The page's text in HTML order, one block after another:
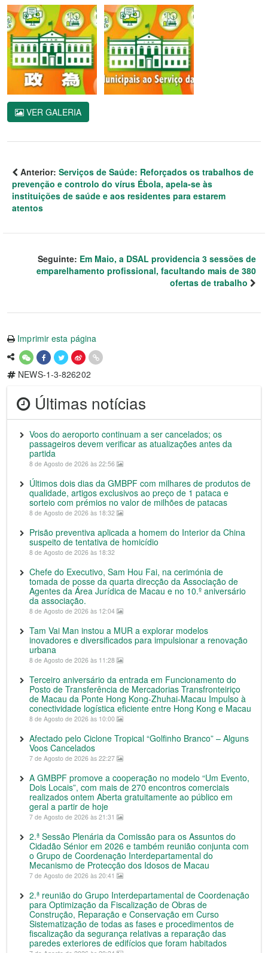
VER GALERIA
Anterior: Serviços de Saúde: Reforçados os trabalhos de
prevenção e controlo do vírus Ébola, apela-se às
instituições de saúde e aos residentes para estarem
atentos
Seguinte: Em Maio, a DSAL providencia 3 sessões de
emparelhamento profissional, facultando mais de 380
ofertas de trabalho
Imprimir esta página
NEWS-1-3-826202
Últimas notícias
Voos do aeroporto continuam a ser cancelados; os
passageiros devem verificar as atualizações antes da
partida
8 de Agosto de 2026 às 22:56
Últimos dois dias da GMBPF com milhares de produtos de
qualidade, artigos exclusivos ao preço de 1 pataca e
sorteio com prémios no valor de milhões de patacas
8 de Agosto de 2026 às 18:32
Prisão preventiva aplicada a homem do Interior da China
suspeito de tentativa de homicídio
8 de Agosto de 2026 às 18:32
Chefe do Executivo, Sam Hou Fai, na cerimónia de
tomada de posse da quarta direcção da Associação de
Agentes da Área Jurídica de Macau e no 10.º aniversário
da associação.
8 de Agosto de 2026 às 12:04
Tam Vai Man instou a MUR a explorar modelos
inovadores e diversificados para impulsionar a renovação
urbana
8 de Agosto de 2026 às 11:28
Terceiro aniversário da entrada em Funcionamento do
Posto de Transferência de Mercadorias Transfronteiriço
de Macau da Ponte Hong Kong-Zhuhai-Macau Impulso à
conectividade logística eficiente entre Hong Kong e Macau
8 de Agosto de 2026 às 10:00
Afectado pelo Ciclone Tropical “Golfinho Branco” – Alguns
Voos Cancelados
7 de Agosto de 2026 às 22:27
A GMBPF promove a cooperação no modelo “Um Evento,
Dois Locais”, com mais de 270 encontros comerciais
realizados ontem Aberta gratuitamente ao público em
geral a partir de hoje
7 de Agosto de 2026 às 21:31
2.ª Sessão Plenária da Comissão para os Assuntos do
Cidadão Sénior em 2026 e também reunião conjunta com
o Grupo de Coordenação Interdepartamental do
Mecanismo de Protecção dos Idosos de Macau
7 de Agosto de 2026 às 20:41
2.ª reunião do Grupo Interdepartamental de Coordenação
para Optimização da Fiscalização de Obras de
Construção, Reparação e Conservação em Curso
Sistematização de todas as fases e procedimentos de
fiscalização da segurança relativas a reparação das
paredes exteriores de edifícios que foram habitados